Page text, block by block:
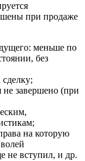
при продаже
меньше по
без
не завершено (при
на которую
не вступил, и др.